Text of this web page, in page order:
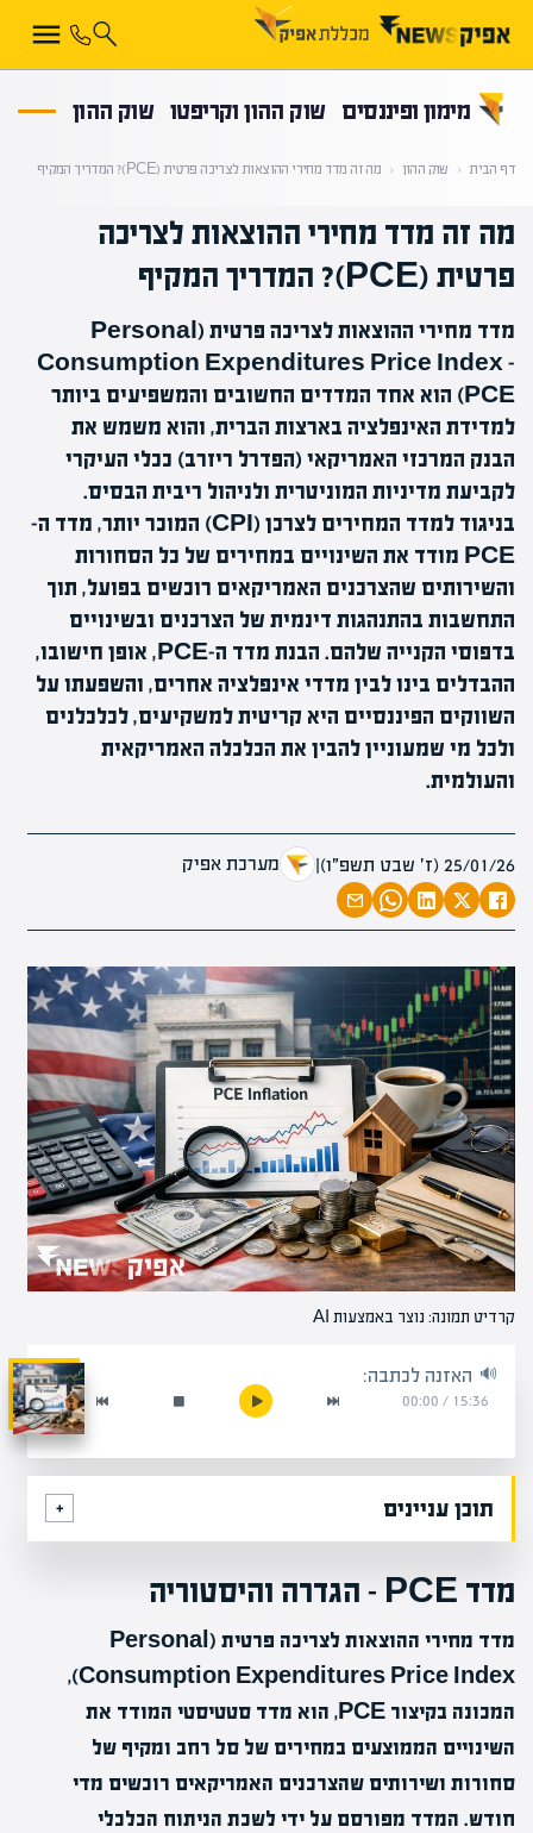
מימון ופיננסים שוק ההון וקריפטו שוק ההון
דף הבית ‹ שוק ההון ‹ מה זה מדד מחירי ההוצאות לצריכה פרטית (PCE)? המדריך המקיף
מה זה מדד מחירי ההוצאות לצריכה
פרטית (PCE)? המדריך המקיף
מדד מחירי ההוצאות לצריכה פרטית (Personal
Consumption Expenditures Price Index -
PCE) הוא אחד המדדים החשובים והמשפיעים ביותר
למדידת האינפלציה בארצות הברית, והוא משמש את
הבנק המרכזי האמריקאי (הפדרל ריזרב) ככלי העיקרי
לקביעת מדיניות המוניטרית ולניהול ריבית הבסיס.
בניגוד למדד המחירים לצרכן (CPI) המוכר יותר, מדד ה-
PCE מודד את השינויים במחירים של כל הסחורות
והשירותים שהצרכנים האמריקאים רוכשים בפועל, תוך
התחשבות בהתנהגות דינמית של הצרכנים ובשינויים
בדפוסי הקנייה שלהם. הבנת מדד ה-PCE, אופן חישובו,
ההבדלים בינו לבין מדדי אינפלציה אחרים, והשפעתו על
השווקים הפיננסיים היא קריטית למשקיעים, לכלכלנים
ולכל מי שמעוניין להבין את הכלכלה האמריקאית
והעולמית.
25/01/26 (ז׳ שבט תשפ״ו) | מערכת אפיק
קרדיט תמונה: נוצר באמצעות AI
האזנה לכתבה:
15:36
/
00:00
תוכן עניינים
מדד PCE – הגדרה והיסטוריה
מדד מחירי ההוצאות לצריכה פרטית (Personal
Consumption Expenditures Price Index),
המכונה בקיצור PCE, הוא מדד סטטיסטי המודד את
השינויים הממוצעים במחירים של סל רחב ומקיף של
סחורות ושירותים שהצרכנים האמריקאים רוכשים מדי
חודש. המדד מפורסם על ידי לשכת הניתוח הכלכלי